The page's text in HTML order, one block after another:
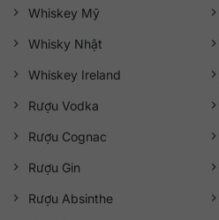
Whiskey Mỹ
Whisky Nhật
Whiskey Ireland
Rượu Vodka
Rượu Cognac
Rượu Gin
Rượu Absinthe